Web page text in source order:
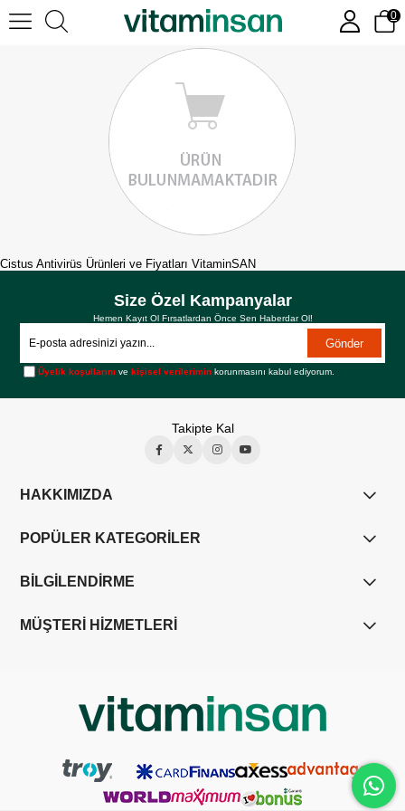
0
Cistus Antivirüs Ürünleri ve Fiyatları VitaminSAN
Size Özel Kampanyalar
Hemen Kayıt Ol Fırsatlardan Önce Sen Haberdar Ol!
Gönder
Üyelik koşullarını vekişisel verilerimin korunmasını kabul ediyorum.
Takipte Kal
HAKKIMIZDA
POPÜLER KATEGORİLER
BİLGİLENDİRME
MÜŞTERİ HİZMETLERİ